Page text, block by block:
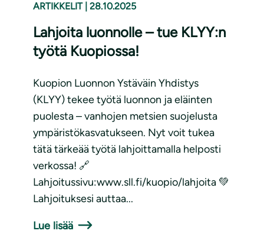
ARTIKKELIT 28.10.2025
Lahjoita luonnolle – tue KLYY:n
työtä Kuopiossa!
Kuopion Luonnon Ystäväin Yhdistys
(KLYY) tekee työtä luonnon ja eläinten
puolesta – vanhojen metsien suojelusta
ympäristökasvatukseen. Nyt voit tukea
tätä tärkeää työtä lahjoittamalla helposti
verkossa! 🔗
Lahjoitussivu:www.sll.fi/kuopio/lahjoita 💚
Lahjoituksesi auttaa...
Lue lisää